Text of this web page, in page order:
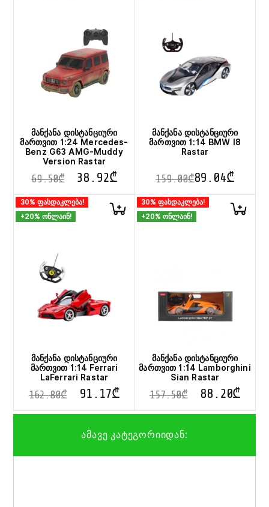
მანქანა დისტანციური
მართვით 1:24 Mercedes-
Benz G63 AMG-Muddy
Version Rastar
69.50₾ 38.92₾
მანქანა დისტანციური
მართვით 1:14 BMW I8
Rastar
159.00₾89.04₾
This
product
has
chosen
on
the
30% ფასდაკლება!
+20% ონლაინ!
მანქანა დისტანციური
მართვით 1:14 Ferrari
LaFerrari Rastar
162.80₾ 91.17₾
30% ფასდაკლება!
+20% ონლაინ!
მანქანა დისტანციური
მართვით 1:14 Lamborghini
Sian Rastar
157.50₾ 88.20₾
ამავე კატეგორიიდან: